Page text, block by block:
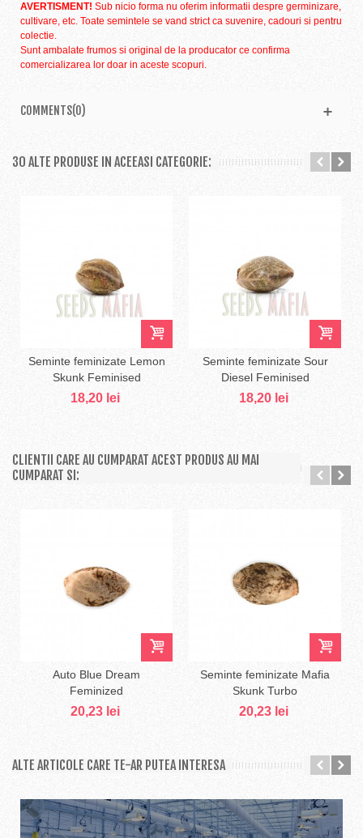
AVERTISMENT! Sub nicio forma nu oferim informatii despre germinizare,
cultivare, etc. Toate semintele se vand strict ca suvenire, cadouri si pentru
colectie.
Sunt ambalate frumos si original de la producator ce confirma
comercializarea lor doar in aceste scopuri.
COMMENTS(0)
30 ALTE PRODUSE IN ACEEASI CATEGORIE:
Seminte feminizate Lemon
Skunk Feminised
18,20 lei
Seminte feminizate Sour
Diesel Feminised
18,20 lei
CLIENTII CARE AU CUMPARAT ACEST PRODUS AU MAI
CUMPARAT SI:
Auto Blue Dream
Feminized
20,23 lei
Seminte feminizate Mafia
Skunk Turbo
20,23 lei
ALTE ARTICOLE CARE TE-AR PUTEA INTERESA